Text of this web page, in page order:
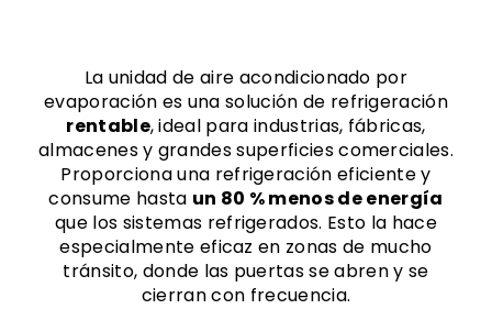
La unidad de aire acondicionado por
evaporación es una solución de refrigeración
rentable, ideal para industrias, fábricas,
almacenes y grandes superficies comerciales.
Proporciona una refrigeración eficiente y
consume hasta un 80 % menos de energía
que los sistemas refrigerados. Esto la hace
especialmente eficaz en zonas de mucho
tránsito, donde las puertas se abren y se
cierran con frecuencia.